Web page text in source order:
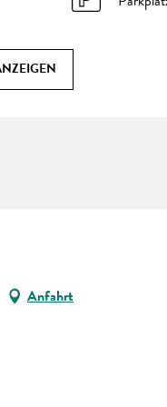
Anfahrt